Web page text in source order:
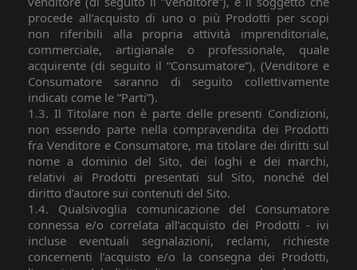
procede all’acquisto di uno o più Prodotti per scopi
non riferibili alla propria attività imprenditoriale,
commerciale, artigianale o professionale, quale
acquirente (di seguito il “Consumatore”), (Venditore e
Consumatore saranno di seguito collettivamente
indicati come le “Parti”).
1.3. Il Titolare non è parte delle presenti Condizioni,
non essendo parte nella compravendita dei Prodotti
fra Venditore e Consumatore, ma titolare dei diritti sul
nome a dominio del Sito, dei loghi e dei marchi,
relativi ai Prodotti presentati sul Sito, nonché del
diritto d’autore sui contenuti del Sito.
1.4. Qualsivoglia comunicazione del Consumatore
connessa e/o correlata all’acquisto dei Prodotti - ivi
incluse eventuali segnalazioni, reclami, richieste
concernenti l’acquisto e/o la consegna dei Prodotti,